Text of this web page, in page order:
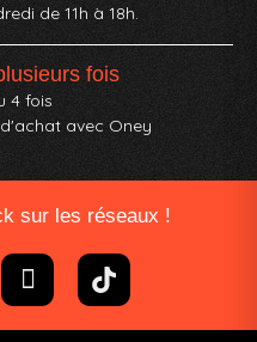
de 11h à 18h.
fois
4 fois
avec Oney​
sur les réseaux !